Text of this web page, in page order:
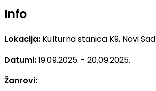
Info
Lokacija: Kulturna stanica K9, Novi Sad
Datumi:19.09.2025. - 20.09.2025.
Žanrovi: